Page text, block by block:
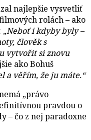
najlepšie vysvetliť
rolách – ako
Neboť i kdyby byly –
člověk s
vytvořit si znovu
ako Bohuš
a věřím, že ju máte.“
„právo
pravdou o
– čo z nej paradoxne